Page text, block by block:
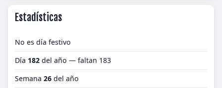
Estadísticas
No es día festivo
Día 182 del año — faltan 183
Semana 26 del año